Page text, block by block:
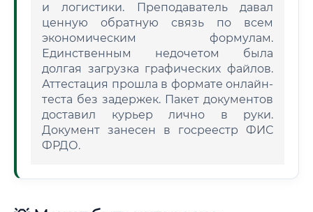
и логистики. Преподаватель давал
ценную обратную связь по всем
экономическим формулам.
Единственным недочетом была
долгая загрузка графических файлов.
Аттестация прошла в формате онлайн-
теста без задержек. Пакет документов
доставил курьер лично в руки.
Документ занесен в госреестр ФИС
ФРДО.